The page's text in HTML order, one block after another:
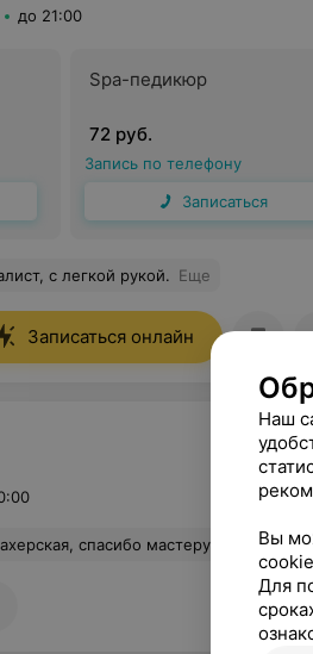
до 21:00
Spa-педикюр
72 руб.
Запись по телефону
Записаться
с легкой рукой. Еще
Записаться онлайн
Елизавете, вы подняли мне настроение. Успехов милым
Наш
Вы
Для